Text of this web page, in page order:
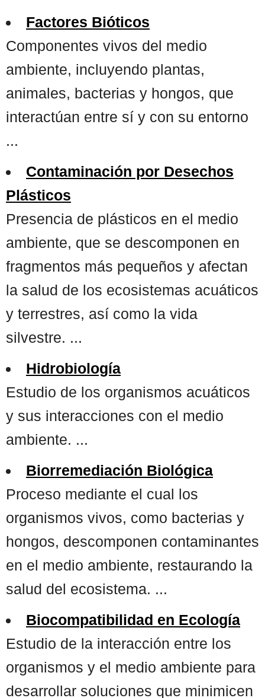
Factores Bióticos
Componentes vivos del medio
ambiente, incluyendo plantas,
animales, bacterias y hongos, que
interactúan entre sí y con su entorno
...
Contaminación por Desechos
Plásticos
Presencia de plásticos en el medio
ambiente, que se descomponen en
fragmentos más pequeños y afectan
la salud de los ecosistemas acuáticos
y terrestres, así como la vida
silvestre. ...
Hidrobiología
Estudio de los organismos acuáticos
y sus interacciones con el medio
ambiente. ...
Biorremediación Biológica
Proceso mediante el cual los
organismos vivos, como bacterias y
hongos, descomponen contaminantes
en el medio ambiente, restaurando la
salud del ecosistema. ...
Biocompatibilidad en Ecología
Estudio de la interacción entre los
organismos y el medio ambiente para
desarrollar soluciones que minimicen